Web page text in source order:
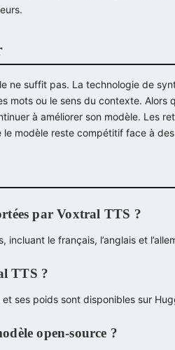
ne suffit pas. La technologie de
mots ou le sens du contexte.
à améliorer son modèle. Les
le modèle reste compétitif face à
par Voxtral TTS ?
le français, l’anglais et
TTS ?
ses poids sont disponibles sur
open-source ?